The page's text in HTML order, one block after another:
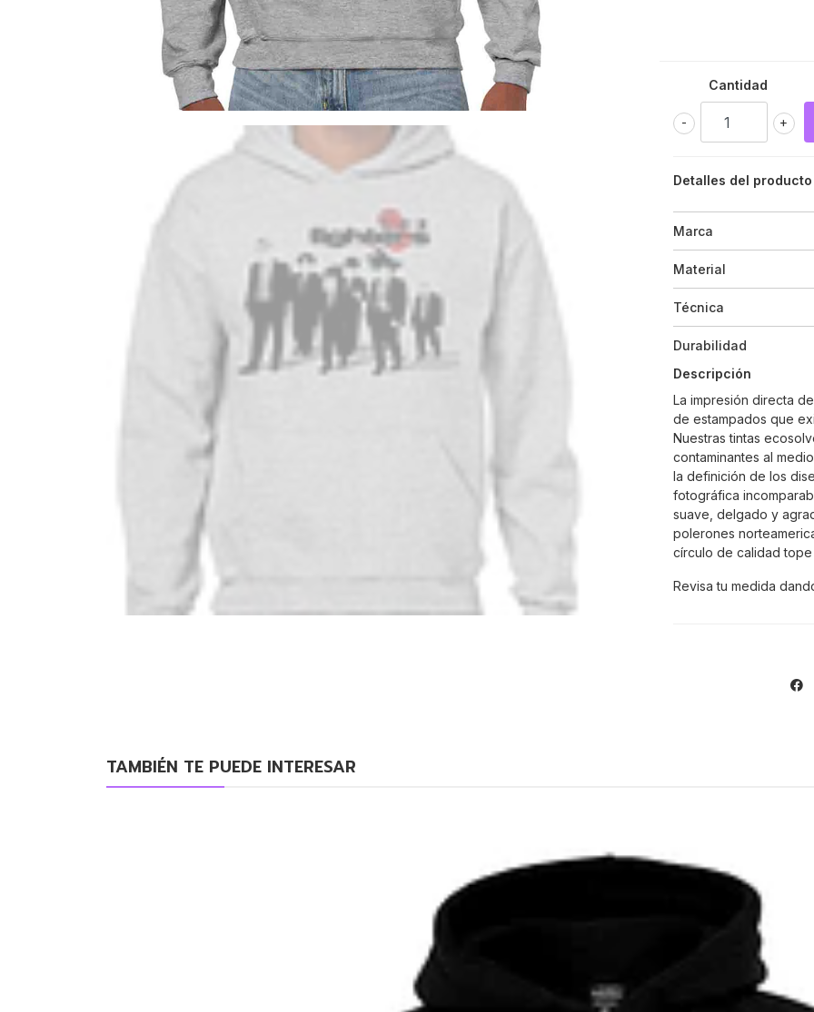
Cantidad
+
-
Detalles del producto
Marca
Material
Técnica
Durabilidad
Descripción
La impresión directa
de estampados que
Nuestras tintas
contaminantes al
la definición de los
fotográfica
suave, delgado y
polerones
círculo de calidad
Revisa tu medida
TAMBIÉN TE PUEDE INTERESAR